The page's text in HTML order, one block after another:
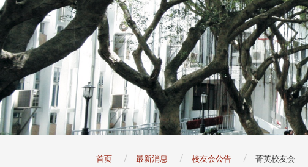
首页 最新消息 校友会公告 菁英校友会